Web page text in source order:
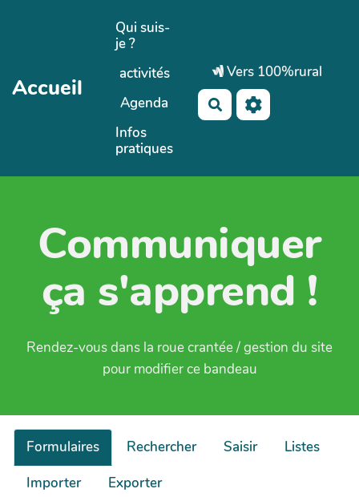
Aller au contenu principal
Accueil
Qui suis-
je ?
activités
Agenda
Infos
pratiques
Vers 100%rural
Rechercher
Communiquer
ça s'apprend !
Rendez-vous dans la roue crantée / gestion du site
pour modifier ce bandeau
Formulaires Rechercher Saisir
Listes
Importer
Exporter